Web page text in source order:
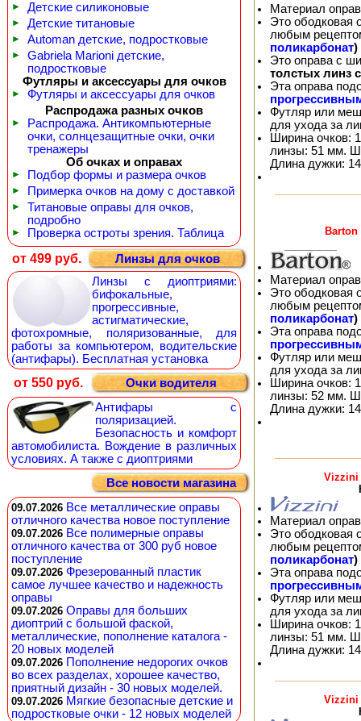
► Детские силиконовые
► Детские титановые
► Automan детские, подростковые
►
Gabriela Marioni детские,
подростковые
Футляры и аксессуары для очков
►
Футляры и аксессуары для очков
Распродажа разных очков
►
Распродажа. Антикомпьютерные
очки, солнцезащитные очки, очки
тренажеры
Об очках и оправах
► Подбор формы и размера очков
► Примерка очков на дому с доставкой
►
Титановые оправы для очков,
подробно
► Проверка остроты зрения. Таблица
от 499 руб.
Линзы для очков
Линзы с диоптриями:
бифокальные,
прогрессивные,
астигматические,
фотохромные, поляризованные, для
работы за компьютером, водительские
(антифары). Бесплатная установка
от 550 руб.
Очки водителя
Антифары с
поляризацией.
Безопасность и комфорт
автомобилиста. Вождение в различных
условиях. А также с диоптриями
Все новости магазина
09.07.2026 Все металлические оправы
отличного качества новое поступление
09.07.2026 Все полимерные оправы
отличного качества от 300 руб новое
поступление
09.07.2026 Фрезерованный пластик
самое лучшее качество и надежность
оправы
09.07.2026 Оправы для больших
диоптрий с большой фаской,
металлические, пополнение каталога -
20 новых моделей
09.07.2026 Пополнение недорогих очков
во всех разделах, хорошее качество,
приятный дизайн - 30 новых моделей.
09.07.2026 Мягкие безопасные детские и
подростковые очки - 12 новых моделей
Материал
Это ободковая
любым
поликарбонат)
Это оправа с
толстых линз
Эта оправа
Футляр или
для ухода за
Ширина очков:
линзы: 51 мм.
Длина дужки:
Barton
Материал
Это ободковая
любым
поликарбонат)
Эта оправа
Футляр или
для ухода за
Ширина очков:
линзы: 52 мм.
Длина дужки:
Vizzini
Материал
Это ободковая
любым
поликарбонат)
Эта оправа
Футляр или
для ухода за
Ширина очков:
линзы: 51 мм.
Длина дужки:
Vizzini